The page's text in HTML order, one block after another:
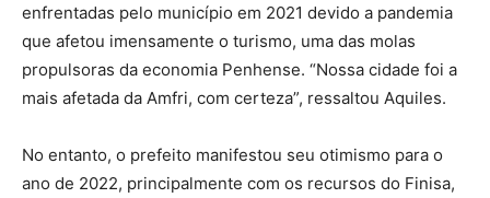
enfrentadas pelo município em 2021 devido a pandemia
que afetou imensamente o turismo, uma das molas
propulsoras da economia Penhense. “Nossa cidade foi a
mais afetada da Amfri, com certeza”, ressaltou Aquiles.
No entanto, o prefeito manifestou seu otimismo para o
ano de 2022, principalmente com os recursos do Finisa,